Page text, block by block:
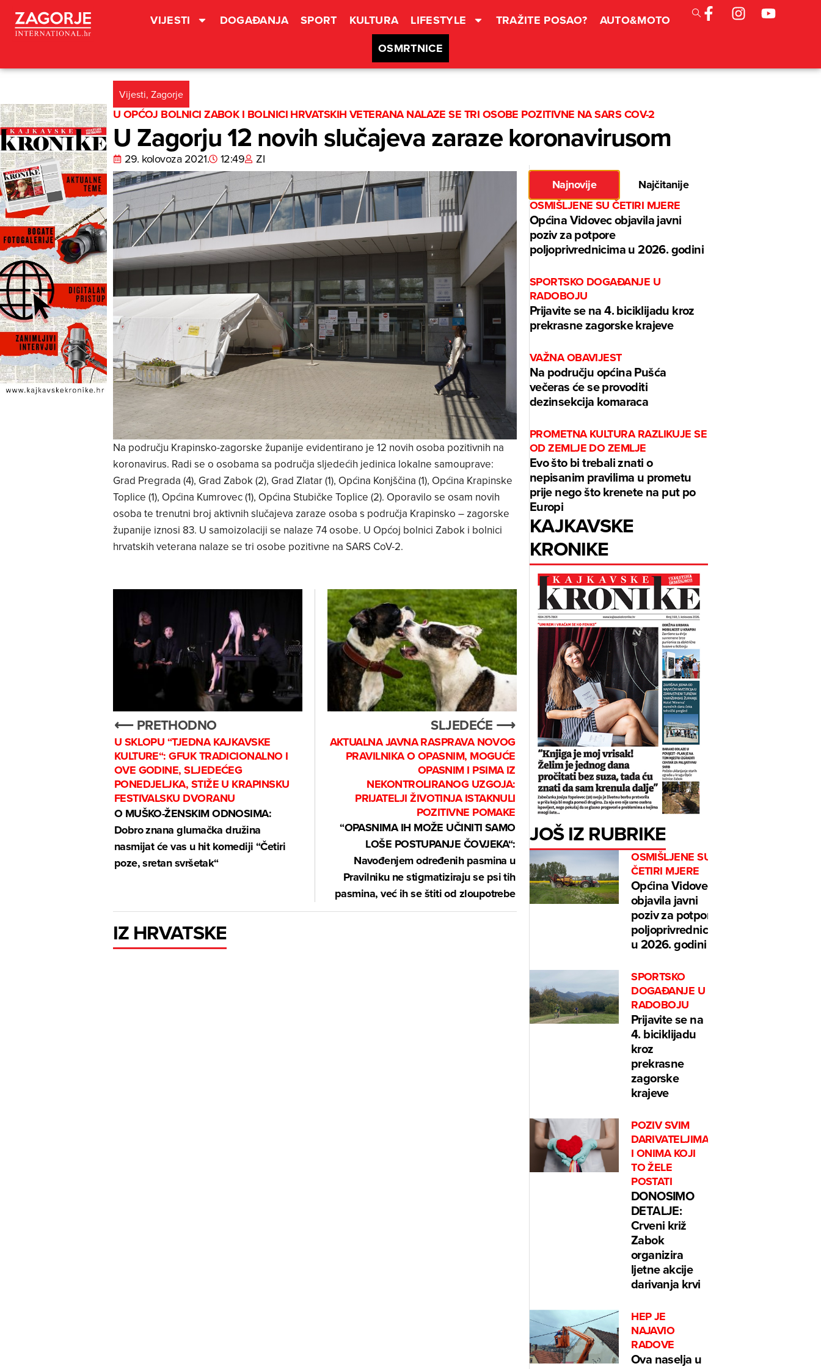
VIJESTI DOGAĐANJA SPORT KULTURA LIFESTYLE TRAŽITE POSAO?
AUTO&MOTO
OSMRTNICE
Vijesti, Zagorje
U OPĆOJ BOLNICI ZABOK I BOLNICI HRVATSKIH VETERANA NALAZE SE TRI OSOBE POZITIVNE NA SARS COV-2
U Zagorju 12 novih slučajeva zaraze koronavirusom
29. kolovoza 2021. 12:49 ZI
Na području Krapinsko-zagorske županije evidentirano je 12 novih osoba pozitivnih na
koronavirus. Radi se o osobama sa područja sljedećih jedinica lokalne samouprave:
Grad Pregrada (4), Grad Zabok (2), Grad Zlatar (1), Općina Konjščina (1), Općina Krapinske
Toplice (1), Općina Kumrovec (1), Općina Stubičke Toplice (2). Oporavilo se osam novih
osoba te trenutni broj aktivnih slučajeva zaraze osoba s područja Krapinsko – zagorske
županije iznosi 83. U samoizolaciji se nalaze 74 osobe. U Općoj bolnici Zabok i bolnici
hrvatskih veterana nalaze se tri osobe pozitivne na SARS CoV-2.
⟵ PRETHODNO
U SKLOPU “TJEDNA KAJKAVSKE
KULTURE“: GFUK TRADICIONALNO I
OVE GODINE, SLJEDEĆEG
PONEDJELJKA, STIŽE U KRAPINSKU
FESTIVALSKU DVORANU
O MUŠKO-ŽENSKIM ODNOSIMA:
Dobro znana glumačka družina
nasmijat će vas u hit komediji “Četiri
poze, sretan svršetak“
SLJEDEĆE ⟶
AKTUALNA JAVNA RASPRAVA NOVOG
PRAVILNIKA O OPASNIM, MOGUĆE
OPASNIM I PSIMA IZ
NEKONTROLIRANOG UZGOJA:
PRIJATELJI ŽIVOTINJA ISTAKNULI
POZITIVNE POMAKE
“OPASNIMA IH MOŽE UČINITI SAMO
LOŠE POSTUPANJE ČOVJEKA“:
Navođenjem određenih pasmina u
Pravilniku ne stigmatiziraju se psi tih
pasmina, već ih se štiti od zloupotrebe
IZ HRVATSKE
Najnovije
Najčitanije
OSMIŠLJENE SU ČETIRI MJERE
Općina Vidovec objavila javni
poziv za potpore
poljoprivrednicima u 2026. godini
SPORTSKO DOGAĐANJE U
RADOBOJU
Prijavite se na 4. biciklijadu kroz
prekrasne zagorske krajeve
VAŽNA OBAVIJEST
Na području općina Pušća
večeras će se provoditi
dezinsekcija komaraca
PROMETNA KULTURA RAZLIKUJE SE
OD ZEMLJE DO ZEMLJE
Evo što bi trebali znati o
nepisanim pravilima u prometu
prije nego što krenete na put po
Europi
KAJKAVSKE
KRONIKE
JOŠ IZ RUBRIKE
OSMIŠLJENE SU
ČETIRI MJERE
Općina Vidovec
objavila javni
poziv za potpore
poljoprivrednicima
u 2026. godini
SPORTSKO
DOGAĐANJE U
RADOBOJU
Prijavite se na
4. biciklijadu
kroz
prekrasne
zagorske
krajeve
POZIV SVIM
DARIVATELJIMA
I ONIMA KOJI
TO ŽELE
POSTATI
DONOSIMO
DETALJE:
Crveni križ
Zabok
organizira
ljetne akcije
darivanja krvi
HEP JE
NAJAVIO
RADOVE
Ova naselja u